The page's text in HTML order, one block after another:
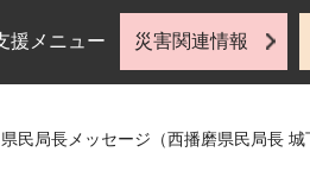
援メニュー 災害関連情報
民局長メッセージ（西播磨県民局長 城